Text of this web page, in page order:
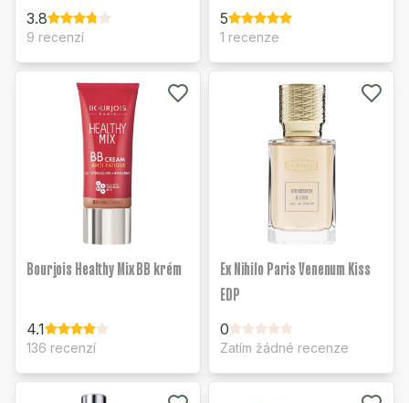
3.8
9 recenzí
5
1 recenze
Bourjois Healthy Mix BB krém
4.1
136 recenzí
Ex Nihilo Paris Venenum Kiss
EDP
0
Zatím žádné recenze